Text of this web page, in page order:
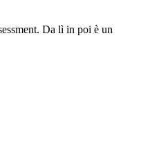
Da lì in poi è un